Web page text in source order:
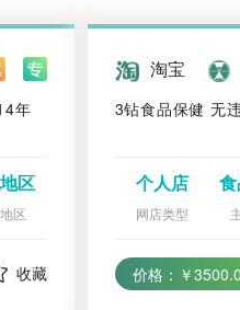
年
区
区
收藏
淘宝
3钻食品保健 无
个人店
网店类型
价格：￥